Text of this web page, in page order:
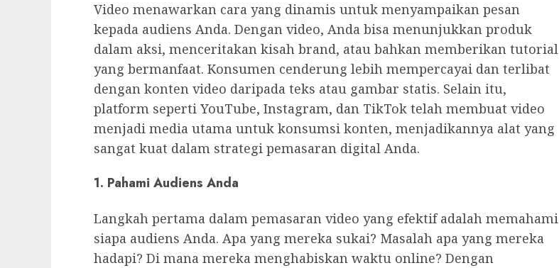
Video menawarkan cara yang dinamis untuk menyampaikan pesan
kepada audiens Anda. Dengan video, Anda bisa menunjukkan produk
dalam aksi, menceritakan kisah brand, atau bahkan memberikan tutorial
yang bermanfaat. Konsumen cenderung lebih mempercayai dan terlibat
dengan konten video daripada teks atau gambar statis. Selain itu,
platform seperti YouTube, Instagram, dan TikTok telah membuat video
menjadi media utama untuk konsumsi konten, menjadikannya alat yang
sangat kuat dalam strategi pemasaran digital Anda.
1. Pahami Audiens Anda
Langkah pertama dalam pemasaran video yang efektif adalah memahami
siapa audiens Anda. Apa yang mereka sukai? Masalah apa yang mereka
hadapi? Di mana mereka menghabiskan waktu online? Dengan